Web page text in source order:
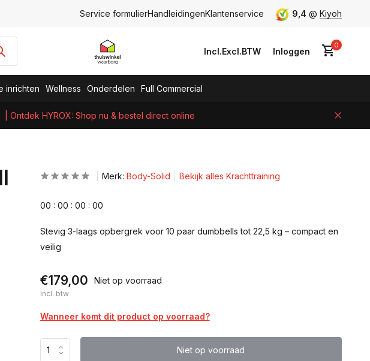
Service formulierHandleidingenKlantenservice 9,4 @ Kiyoh
Incl.Excl.BTW Inloggen
0
inrichten Wellness Onderdelen Full Commercial
| Ontdek HYROX: Shop nu & bestel direct online
Merk: Body-Solid Bekijk alles Krachttraining
00 : 00 : 00 : 00
Stevig 3-laags opbergrek voor 10 paar dumbbells tot 22,5 kg – compact en
veilig
€179,00 Niet op voorraad
Incl. btw
Wanneer komt dit product op voorraad?
Niet op voorraad